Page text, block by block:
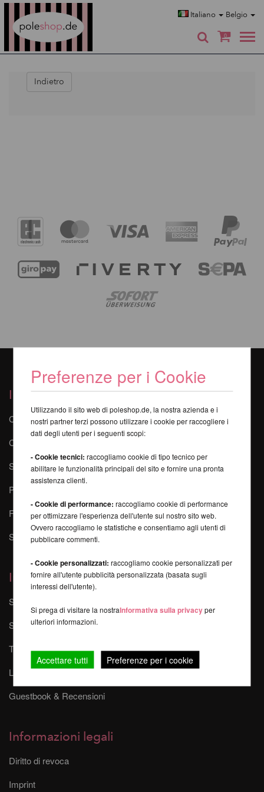
Italiano Belgio
0
Indietro
I nostri servizi
Contatti
Corsi online di Poledance
Sicurezza durante la Pole Dance
Pole-Finder
FAQ - Domande frequenti
Sponsorizzazioni ed eventi
Informazioni
Sitemap
Spese di spedizione
Tempi di consegna
Link di affiliazione
Guestbook & Recensioni
Informazioni legali
Diritto di revoca
Imprint
Preferenze per i Cookie
Utilizzando il sito web di poleshop.de, la nostra azienda e i
nostri partner terzi possono utilizzare i cookie per raccogliere i
dati degli utenti per i seguenti scopi:
- Cookie tecnici: raccogliamo cookie di tipo tecnico per
abilitare le funzionalità principali del sito e fornire una pronta
assistenza clienti.
- Cookie di performance: raccogliamo cookie di performance
per ottimizzare l'esperienza dell'utente sul nostro sito web.
Ovvero raccogliamo le statistiche e consentiamo agli utenti di
pubblicare commenti.
- Cookie personalizzati: raccogliamo cookie personalizzati per
fornire all'utente pubblicità personalizzata (basata sugli
interessi dell'utente).
Si prega di visitare la nostraInformativa sulla privacyper
ulteriori informazioni.
Accettare tutti Preferenze per i cookie